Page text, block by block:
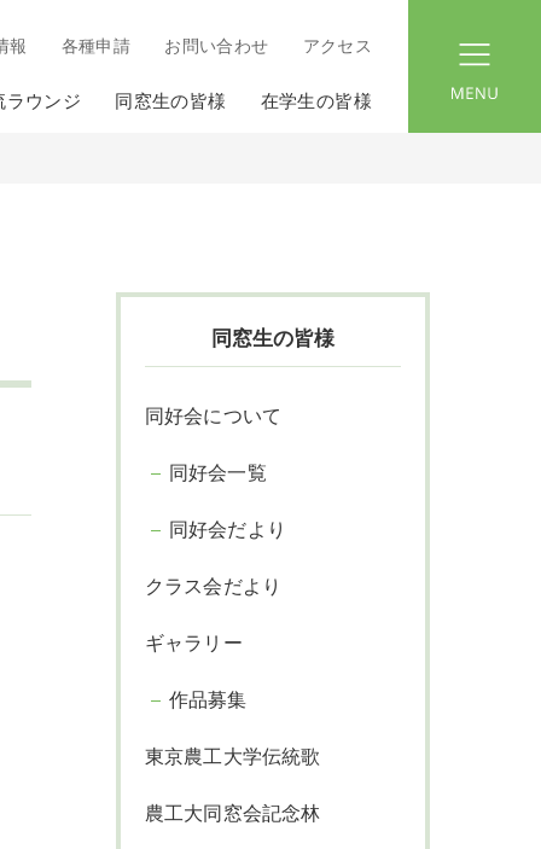
報 各種申請 お問い合わせ アクセス
ラウンジ 同窓生の皆様 在学生の皆様
同窓生の皆様
同好会について
同好会一覧
同好会だより
クラス会だより
ギャラリー
作品募集
東京農工大学伝統歌
農工大同窓会記念林
menu